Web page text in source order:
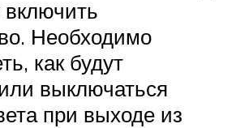
Необходимо
как будут
выключаться
при выходе из